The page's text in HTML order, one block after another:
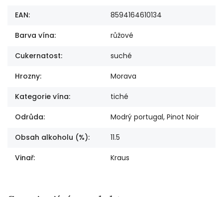
EAN: 8594164610134
Barva vína: růžové
Cukernatost: suché
Hrozny: Morava
Kategorie vína: tiché
Odrůda: Modrý portugal, Pinot Noir
Obsah alkoholu (%): 11.5
Vinař: Kraus